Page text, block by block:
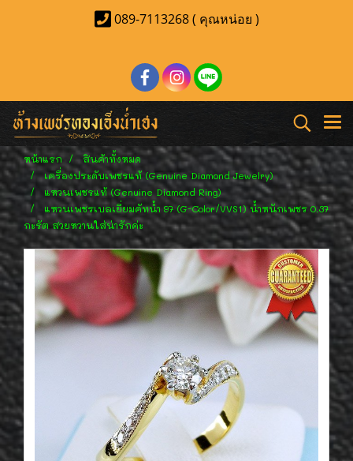
089-7113268 ( คุณหน่อย )
หน้าแรก
สินค้าทั้งหมด
เครื่องประดับเพชรแท้ (Genuine Diamond Jewelry)
แหวนเพชรแท้ (Genuine Diamond Ring)
แหวนเพชรเบลเยี่ยมคัทน้ำ 97 (G-Color/VVS1) น้ำหนักเพชร 0.37
กะรัต สวยหวานใส่น่ารักค่ะ